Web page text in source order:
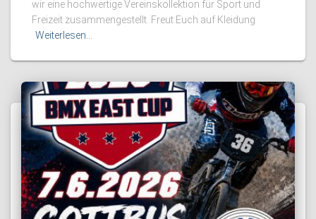
wir eine hochwertige Vereinskollektion für Sport und
Freizeit zusammengestellt. Freut Euch auf Kleidung
Weiterlesen…